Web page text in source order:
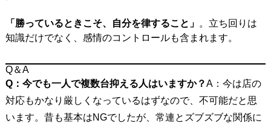
「勝っているときこそ、自分を律すること」 。 立ち回りは
知識だけでなく、感情のコントロールも含まれます。
Q＆A
Q：今でも一人で複数台抑える人はいますか？A：今は店の
対応もかなり厳しくなっているはずなので、不可能だと思
います。昔も基本はNGでしたが、常連とズブズブな関係に